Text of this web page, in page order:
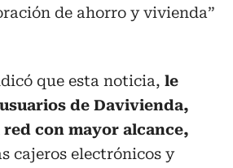
de ahorro y vivienda”
que esta noticia, le
de Davivienda,
con mayor alcance,
cajeros electrónicos y